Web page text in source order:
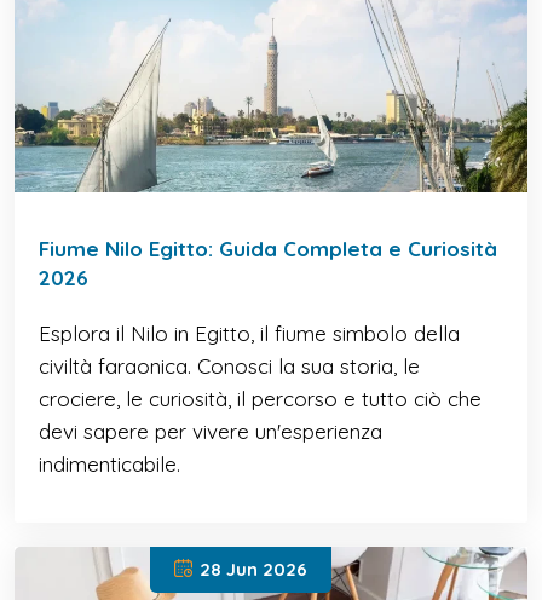
Fiume Nilo Egitto: Guida Completa e Curiosità
2026
Esplora il Nilo in Egitto, il fiume simbolo della
civiltà faraonica. Conosci la sua storia, le
crociere, le curiosità, il percorso e tutto ciò che
devi sapere per vivere un'esperienza
indimenticabile.
28 Jun 2026